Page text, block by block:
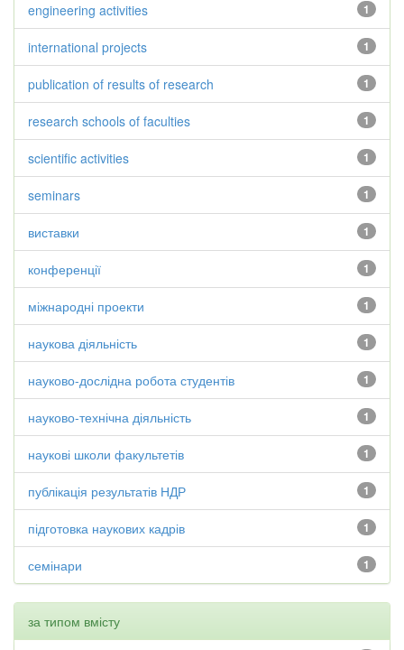
1
engineering activities
1
international projects
1
publication of results of research
1
research schools of faculties
1
scientific activities
1
seminars
1
виставки
1
конференції
1
міжнародні проекти
1
наукова діяльність
1
науково-дослідна робота студентів
1
науково-технічна діяльність
1
наукові школи факультетів
1
публікація результатів НДР
1
підготовка наукових кадрів
1
семінари
за типом вмісту